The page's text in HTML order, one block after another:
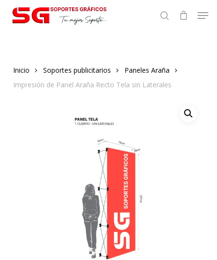
search
Inicio Soportes publicitarios
Paneles Araña
Impresión de Panel Araña Recto Tela sin Laterales